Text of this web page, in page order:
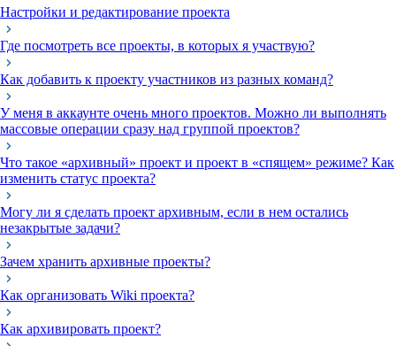
Настройки и редактирование проекта
Где посмотреть все проекты, в которых я участвую?
Как добавить к проекту участников из разных команд?
У меня в аккаунте очень много проектов. Можно ли выполнять
массовые операции сразу над группой проектов?
Что такое «архивный» проект и проект в «спящем» режиме? Как
изменить статус проекта?
Могу ли я сделать проект архивным, если в нем остались
незакрытые задачи?
Зачем хранить архивные проекты?
Как организовать Wiki проекта?
Как архивировать проект?